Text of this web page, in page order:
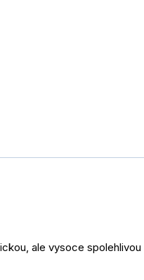
ale vysoce spolehlivou